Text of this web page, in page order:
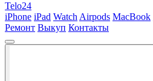
Telo24
iPhone iPad Watch Airpods MacBook
Ремонт Выкуп Контакты